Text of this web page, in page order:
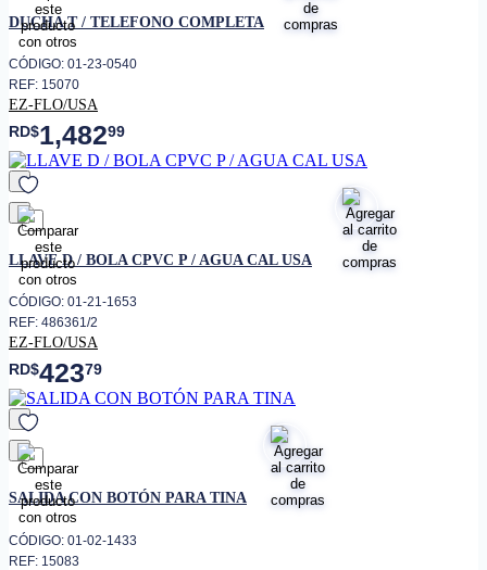
favorito
DUCHA T / TELEFONO COMPLETA
CÓDIGO: 01-23-0540
REF: 15070
EZ-FLO/USA
RD$1,48299
favorito
LLAVE D / BOLA CPVC P / AGUA CAL USA
CÓDIGO: 01-21-1653
REF: 486361/2
EZ-FLO/USA
RD$42379
favorito
SALIDA CON BOTÓN PARA TINA
CÓDIGO: 01-02-1433
REF: 15083